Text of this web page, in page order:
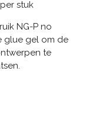
stuk
NG-P no
glue gel om de
te